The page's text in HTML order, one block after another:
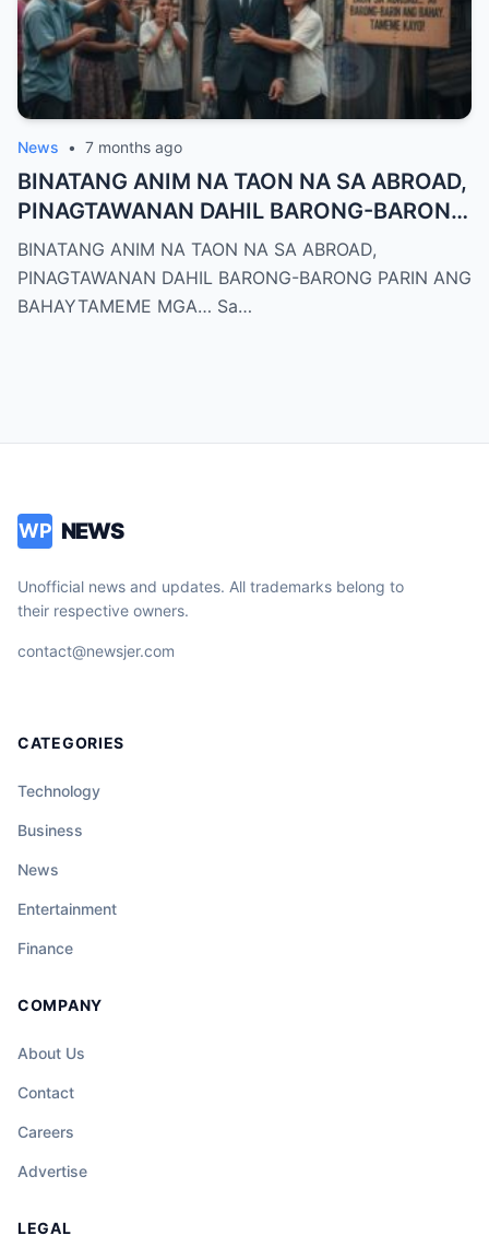
News • 7 months ago
BINATANG ANIM NA TAON NA SA ABROAD,
PINAGTAWANAN DAHIL BARONG-BARONG
PARIN ANG BAHAYTAMEME MGA…
BINATANG ANIM NA TAON NA SA ABROAD,
PINAGTAWANAN DAHIL BARONG-BARONG PARIN ANG
BAHAYTAMEME MGA… Sa…
WP NEWS
Unofficial news and updates. All trademarks belong to
their respective owners.
contact@newsjer.com
CATEGORIES
Technology
Business
News
Entertainment
Finance
COMPANY
About Us
Contact
Careers
Advertise
LEGAL